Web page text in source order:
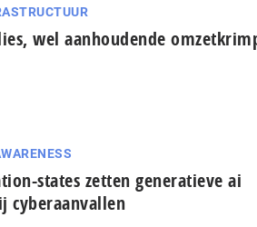
wel aanhoudende
states zetten generatieve ai
cyberaanvallen